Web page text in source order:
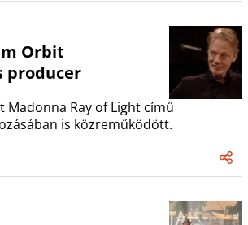
Orbit
producer
Madonna Ray of Light című
is közreműködött.